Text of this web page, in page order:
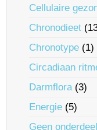
Cellulaire
Chronodieet
Chronotype (1)
Circadiaan
Darmflora (3)
Energie (5)
Geen